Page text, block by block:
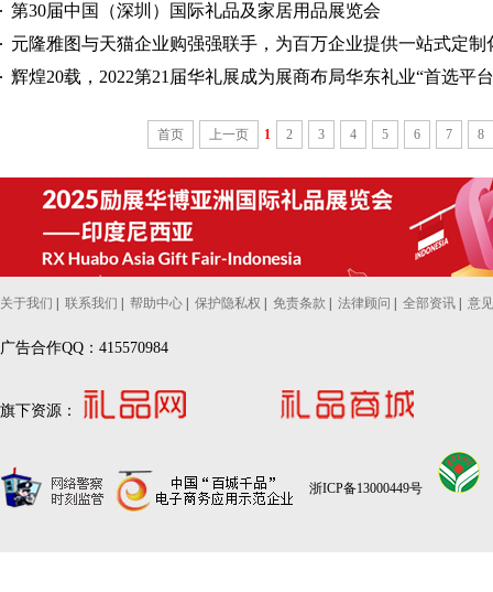
第30届中国（深圳）国际礼品及家居用品展览会
元隆雅图与天猫企业购强强联手，为百万企业提供一站式定制
辉煌20载，2022第21届华礼展成为展商布局华东礼业“首选平
首页 上一页 1 2 3 4 5 6 7 8
关于我们 联系我们 帮助中心 保护隐私权 免责条款 法律顾问 全部资讯 意
广告合作QQ：415570984
旗下资源：
浙ICP备13000449号